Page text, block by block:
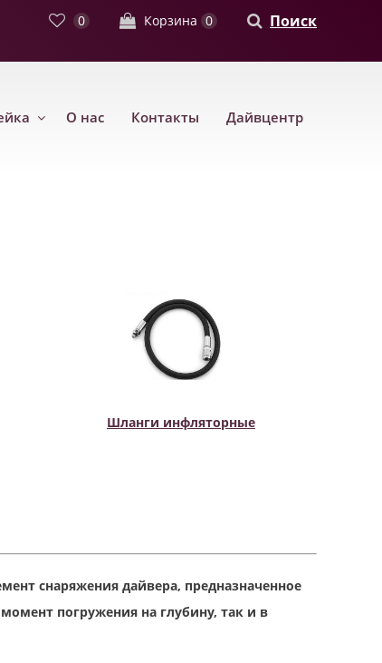
0 Корзина 0 Поиск
О нас Контакты Дайвцентр
Шланги инфляторные
снаряжения дайвера, предназначенное
погружения на глубину, так и в